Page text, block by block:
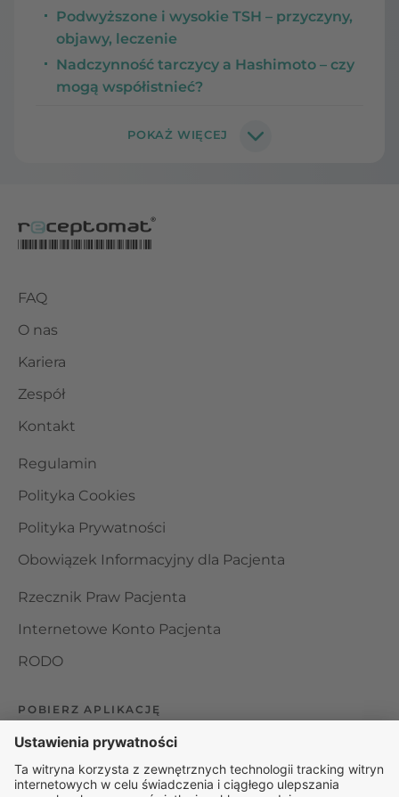
Podwyższone i wysokie TSH – przyczyny,
objawy, leczenie
Nadczynność tarczycy a Hashimoto – czy
mogą współistnieć?
FAQ
O nas
Kariera
Zespół
Kontakt
Regulamin
Polityka Cookies
Polityka Prywatności
Obowiązek Informacyjny dla Pacjenta
Rzecznik Praw Pacjenta
Internetowe Konto Pacjenta
RODO
POBIERZ APLIKACJĘ